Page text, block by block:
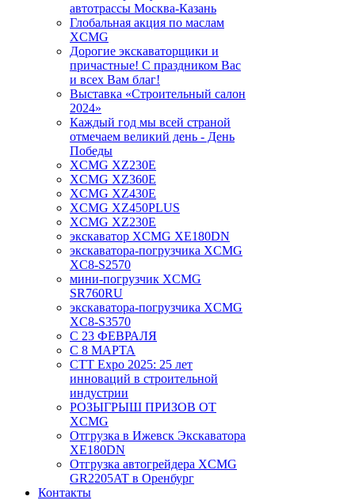
автотрассы Москва-Казань
Глобальная акция по маслам
XCMG
Дорогие экскаваторщики и
причастные! С праздником Вас
и всех Вам благ!
Выставка «Строительный салон
2024»
Каждый год мы всей страной
отмечаем великий день - День
Победы
XCMG XZ230E
XCMG XZ360E
XCMG XZ430E
XCMG XZ450PLUS
XCMG XZ230E
экскаватор XCMG XE180DN
экскаватора-погрузчика XCMG
XC8-S2570
мини-погрузчик XCMG
SR760RU
экскаватора-погрузчика XCMG
XC8-S3570
С 23 ФЕВРАЛЯ
С 8 МАРТА
CTT Expo 2025: 25 лет
инноваций в строительной
индустрии
РОЗЫГРЫШ ПРИЗОВ ОТ
XCMG
Отгрузка в Ижевск Экскаватора
XE180DN
Отгрузка автогрейдера XCMG
GR2205AT в Оренбург
Контакты